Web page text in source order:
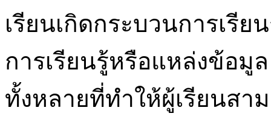
เรียนเกิดกระบวนการเรี
การเรียนรู้หรือแหล่งข้อมู
ทั้งหลายที่ทำให้ผู้เรียนสา